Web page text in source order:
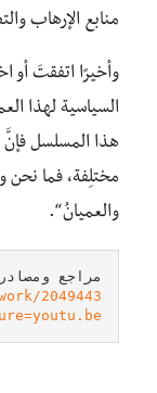
منابع الإرهاب
وأخيرًا اتفقتَ أو
السياسية لهذا
هذا المسلسل
مختلِفة، فما نحن
والعميانُ “.
مراجع ومصادر